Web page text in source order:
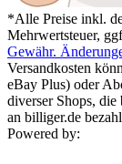
*Alle Preise inkl.
Mehrwertsteuer,
Gewähr.
Versandkosten
eBay Plus) oder
diverser Shops,
an billiger.de
Powered by: